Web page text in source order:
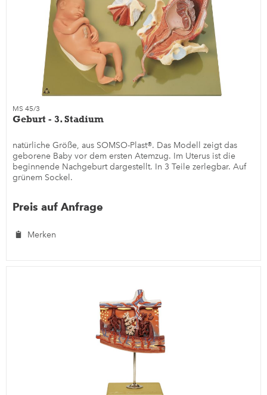
MS 45/3
Geburt - 3. Stadium
natürliche Größe, aus SOMSO-Plast®. Das Modell zeigt das
geborene Baby vor dem ersten Atemzug. Im Uterus ist die
beginnende Nachgeburt dargestellt. In 3 Teile zerlegbar. Auf
grünem Sockel.
Preis auf Anfrage
Merken